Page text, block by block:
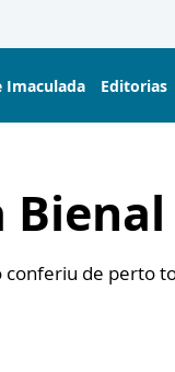
Imaculada Editorias
de perto